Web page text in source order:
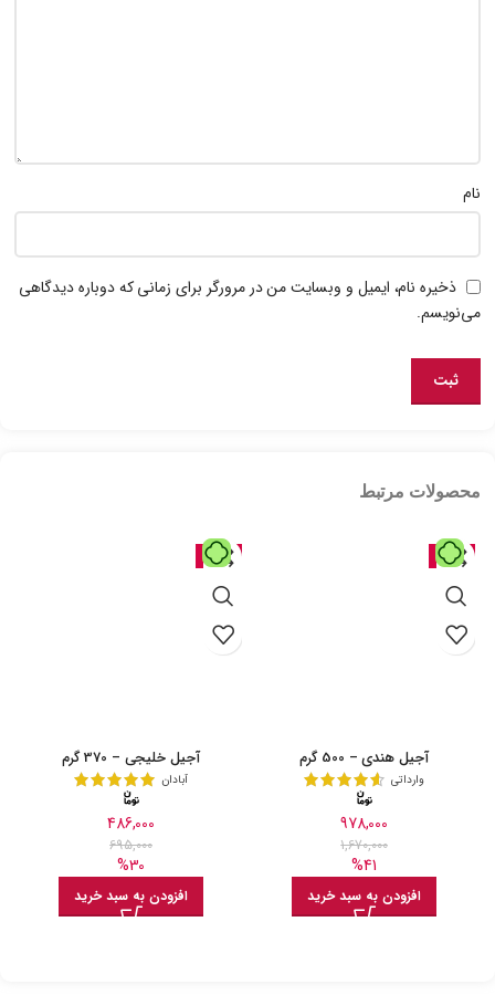
نام
ذخیره نام، ایمیل و وبسایت من در مرورگر برای زمانی که دوباره دیدگاهی
می‌نویسم.
محصولات مرتبط
حراج
آجیل هندی – 500 گرم
وارداتی‌
978,000
1,670,000
%41
افزودن به سبد خرید
حراج
آجیل خلیجی – 370 گرم
آبادان
486,000
695,000
%30
افزودن به سبد خرید